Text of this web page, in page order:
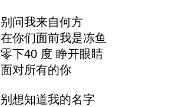
别问我来自何方
在你们面前我是冻鱼
零下40 度 睁开眼睛
面对所有的你
别想知道我的名字